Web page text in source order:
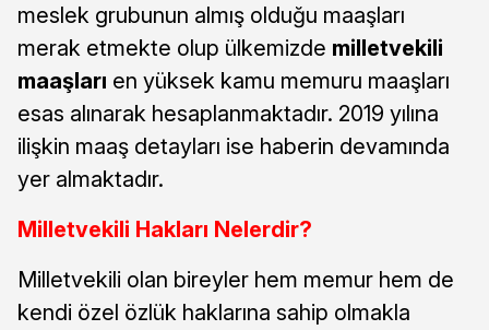
meslek grubunun almış olduğu maaşları
merak etmekte olup ülkemizde milletvekili
maaşları en yüksek kamu memuru maaşları
esas alınarak hesaplanmaktadır. 2019 yılına
ilişkin maaş detayları ise haberin devamında
yer almaktadır.
Milletvekili Hakları Nelerdir?
Milletvekili olan bireyler hem memur hem de
kendi özel özlük haklarına sahip olmakla